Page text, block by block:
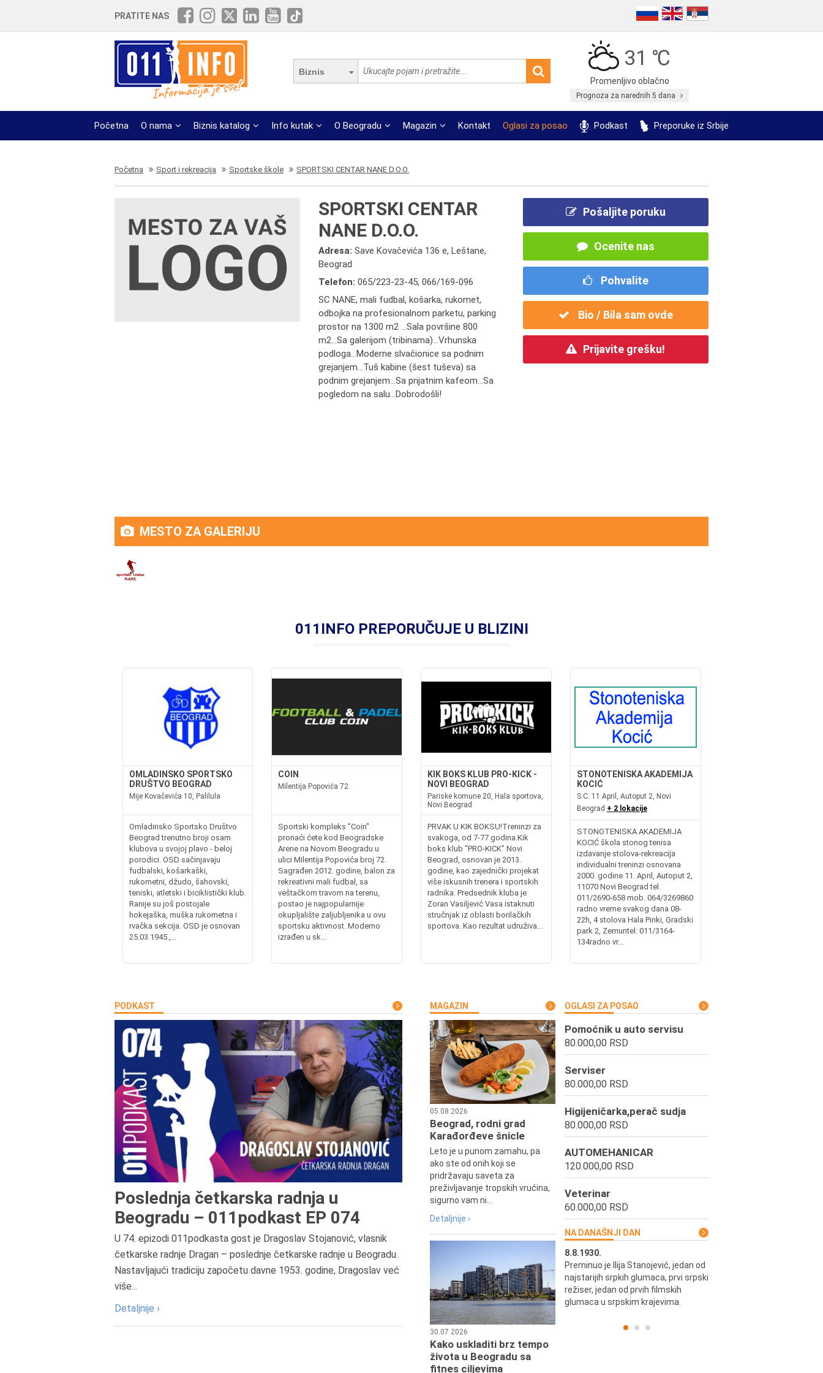
PRATITE NAS
Biznis
31 ℃
Promenljivo oblačno
Prognoza za narednih 5 dana
Početna O nama Biznis katalog Info kutak O Beogradu Magazin Kontakt Oglasi za posao Podkast Preporuke iz Srbije
Početna Sport i rekreacija Sportske škole SPORTSKI CENTAR NANE D.O.O.
SPORTSKI CENTAR
NANE D.O.O.
Adresa:Save Kovačevića 136 e, Leštane,
Beograd
Telefon:065/223-23-45,066/169-096
SC NANE, mali fudbal, košarka, rukomet,
odbojka na profesionalnom parketu, parking
prostor na 1300 m2 ...Sala površine 800
m2...Sa galerijom (tribinama)...Vrhunska
podloga...Moderne slvačionice sa podnim
grejanjem...Tuš kabine (šest tuševa) sa
podnim grejanjem...Sa prijatnim kafeom...Sa
pogledom na salu...Dobrodošli!
Pošaljite poruku
Ocenite nas
Pohvalite
Bio / Bila sam ovde
Prijavite grešku!
MESTO ZA GALERIJU
011INFO PREPORUČUJE U BLIZINI
OMLADINSKO SPORTSKO
DRUŠTVO BEOGRAD
Mije Kovačevića 10, Palilula
Omladinsko Sportsko Društvo
Beograd trenutno broji osam
klubova u svojoj plavo - beloj
porodici. OSD sačinjavaju
fudbalski, košarkaški,
rukometni, džudo, šahovski,
teniski, atletski i biciklistički klub.
Ranije su još postojale
hokejaška, muška rukometna i
rvačka sekcija. OSD je osnovan
25.03.1945.,...
COIN
Milentija Popovića 72
Sportski kompleks "Coin"
pronaći ćete kod Beogradske
Arene na Novom Beogradu u
ulici Milentija Popovića broj 72.
Sagrađen 2012. godine, balon za
rekreativni mali fudbal, sa
veštačkom travom na terenu,
postao je najpopularnije
okupljalište zaljubljenika u ovu
sportsku aktivnost. Moderno
izrađen u sk...
KIK BOKS KLUB PRO-KICK -
NOVI BEOGRAD
Pariske komune 20, Hala sportova,
Novi Beograd
PRVAK U KIK BOKSU!Treninzi za
svakoga, od 7-77 godina.Kik
boks klub "PRO-KICK" Novi
Beograd, osnovan je 2013.
godine, kao zajednički projekat
više iskusnih trenera i sportskih
radnika. Predsednik kluba je
Zoran Vasiljević Vasa istaknuti
stručnjak iz oblasti borilačkih
sportova. Kao rezultat udruživa...
STONOTENISKA AKADEMIJA
KOCIĆ
S.C. 11 April, Autoput 2, Novi
Beograd + 2 lokacije
STONOTENISKA AKADEMIJA
KOCIĆ škola stonog tenisa
izdavanje stolova-rekreacija
individualni treninzi osnovana
2000. godine 11. April, Autoput 2,
11070 Novi Beograd tel.
011/2690-658 mob. 064/3269860
radno vreme svakog dana 08-
22h, 4 stolova Hala Pinki, Gradski
park 2, Zemuntel: 011/3164-
134radno vr...
PODKAST
Poslednja četkarska radnja u
Beogradu – 011podkast EP 074
U 74. epizodi 011podkasta gost je Dragoslav Stojanović, vlasnik
četkarske radnje Dragan – poslednje četkarske radnje u Beogradu.
Nastavljajući tradiciju započetu davne 1953. godine, Dragoslav već
više...
Detaljnije ›
MAGAZIN
05.08.2026
Beograd, rodni grad
Karađorđeve šnicle
Leto je u punom zamahu, pa
ako ste od onih koji se
pridržavaju saveta za
preživljavanje tropskih vrućina,
sigurno vam ni...
Detaljnije ›
30.07.2026
Kako uskladiti brz tempo
života u Beogradu sa
fitnes ciljevima
OGLASI ZA POSAO
Pomoćnik u auto servisu
80.000,00 RSD
Serviser
80.000,00 RSD
Higijeničarka,perač sudja
80.000,00 RSD
AUTOMEHANICAR
120.000,00 RSD
Veterinar
60.000,00 RSD
NA DANAŠNJI DAN
Preminuo je Dejan Kosanović,
istoričar filma, filmski reditelj,
profesor i dekan Fakulteta dramskih
umetnosti u Beogradu.
8.8.1930.
Preminuo je Ilija Stanojević, jedan od
najstarijih srpkih glumaca, prvi srpski
režiser, jedan od prvih filmskih
glumaca u srpskim krajevima.